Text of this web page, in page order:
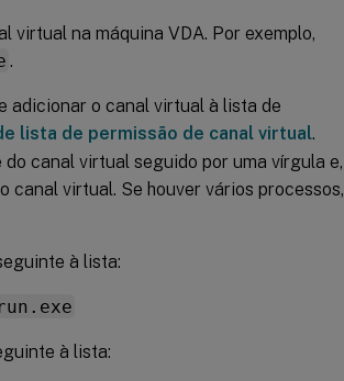
virtual na máquina VDA. Por exemplo,
.
adicionar o canal virtual à lista de
lista de permissão de canal virtual.
canal virtual seguido por uma vírgula e,
canal virtual. Se houver vários processos,
à lista:
à lista: